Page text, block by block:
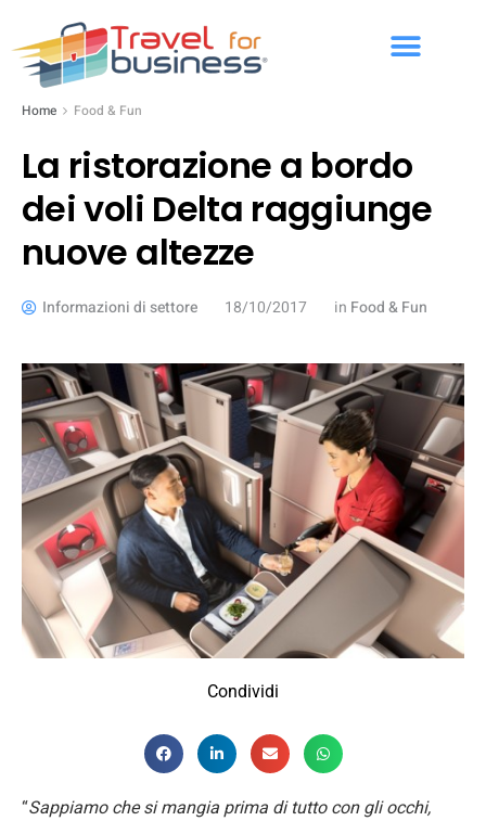
Home Food & Fun
La ristorazione a bordo
dei voli Delta raggiunge
nuove altezze
Informazioni di settore 18/10/2017 in Food & Fun
Condividi
“Sappiamo che si mangia prima di tutto con gli occhi,